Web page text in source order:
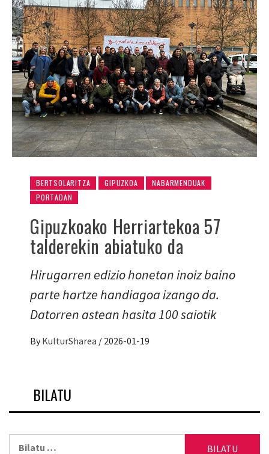
BERTSOLARITZA GIPUZKOA
NABARMENDUAK
PORTADAN
Gipuzkoako Herriartekoa 57
talderekin abiatuko da
Hirugarren edizio honetan inoiz baino
parte hartze handiagoa izango da.
Datorren astean hasita 100 saiotik
By KulturSharea / 2026-01-19
BILATU